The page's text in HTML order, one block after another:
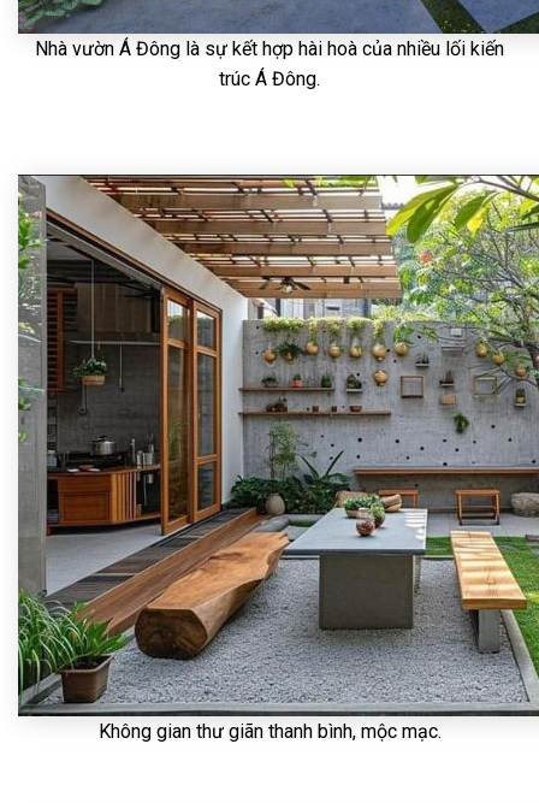
Nhà vườn Á Đông là sự kết hợp hài hoà của nhiều lối kiến
trúc Á Đông.
Không gian thư giãn thanh bình, mộc mạc.